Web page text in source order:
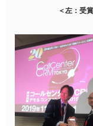
＜左：受